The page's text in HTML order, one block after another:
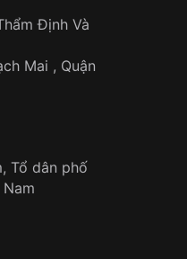
Định Và
Mai , Quận
Tổ dân phố